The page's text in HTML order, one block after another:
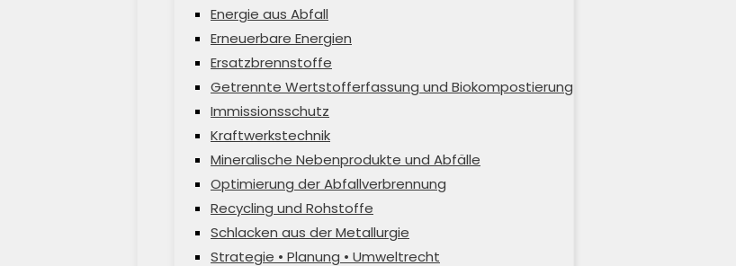
Energie aus Abfall
Erneuerbare Energien
Ersatzbrennstoffe
Getrennte Wertstofferfassung und Biokompostierung
Immissionsschutz
Kraftwerkstechnik
Mineralische Nebenprodukte und Abfälle
Optimierung der Abfallverbrennung
Recycling und Rohstoffe
Schlacken aus der Metallurgie
Strategie • Planung • Umweltrecht